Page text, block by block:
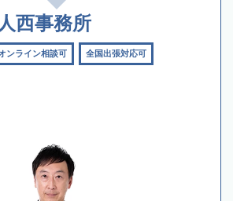
西事務所
ンライン相談可 全国出張対応可